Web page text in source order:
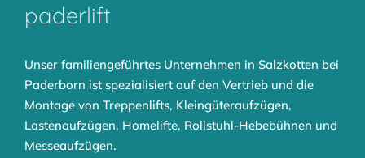
paderlift
Unser familiengeführtes Unternehmen in Salzkotten bei
Paderborn ist spezialisiert auf den Vertrieb und die
Montage von Treppenlifts, Kleingüteraufzügen,
Lastenaufzügen, Homelifte, Rollstuhl-Hebebühnen und
Messeaufzügen.